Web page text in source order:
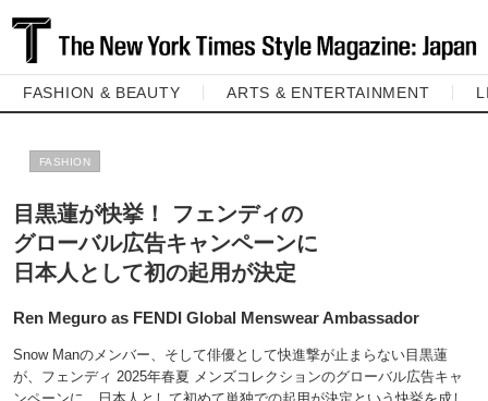
FASHION & BEAUTY ARTS & ENTERTAINMENT
FASHION
目黒蓮が快挙！ フェンディの
グローバル広告キャンペーンに
日本人として初の起用が決定
Ren Meguro as FENDI Global Menswear Ambassador
Snow Manのメンバー、そして俳優として快進撃が止まらない目黒蓮
が、フェンディ 2025年春夏 メンズコレクションのグローバル広告キャ